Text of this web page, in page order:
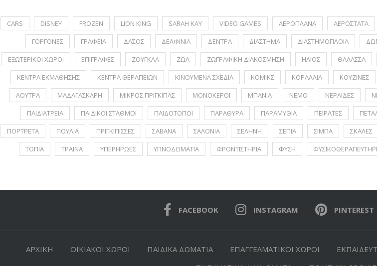
CARS DISNEY FROZEN LION KING SARAH KAY VIDEO GAMES ΑΕΡΟΠΛΑΝΑ ΑΕΡΟΣΤΑΤΑ
ΓΟΡΓΟΝΕΣ
ΓΡΑΦΕΙΑ ΔΑΣΟΣ ΔΕΛΦΙΝΙΑ ΔΕΝΤΡΑ ΔΙΑΣΤΗΜΑ ΔΙΑΣΤΗΜΟΠΛΟΙΑ
ΕΞΩΤΕΡΙΚΟΙ ΧΩΡΟΙ
ΕΠΙΓΡΑΦΕΣ ΖΟΥΓΚΛΑ ΖΩΑ ΖΩΓΡΑΦΙΚΗ ΔΙΑΚΟΣΜΗΣΗ ΗΛΙΟΣ ΘΑΛΑΣΣΑ
ΚΕΝΤΡΑ ΕΚΜΑΘΗΣΗΣ
ΚΕΝΤΡΑ ΘΕΡΑΠΕΙΩΝ ΚΙΝΟΥΜΕΝΑ ΣΧΕΔΙΑ ΚΟΜΙΚΣ ΚΟΡΑΛΛΙΑ ΚΟΥΖΙΝΕΣ
ΛΟΥΤΡΑ
ΜΑΔΑΓΑΣΚΑΡΗ ΜΙΚΡΟΣ ΠΡΙΓΚΙΠΑΣ ΜΟΝΟΚΕΡΟΙ ΜΠΑΝΙΑ ΝΕΜΟ ΝΕΡΑΪΔΕΣ
ΠΑΙΔΙΑΤΡΕΙΑ
ΠΑΙΔΙΚΟΙ ΣΤΑΘΜΟΙ ΠΑΙΔΟΤΟΠΟΙ ΠΑΡΑΘΥΡΑ ΠΑΡΑΜΥΘΙΑ ΠΕΙΡΑΤΕΣ
ΠΟΡΤΡΕΤA
ΠΟΥΛΙΑ ΠΡΙΓΚΙΠΙΣΣΕΣ ΣΑΒΑΝΑ ΣΑΛΟΝΙΑ ΣΕΛΗΝΗ ΣΕΠΙΑ ΣΙΜΠΑ ΣΚΑΛΕΣ
ΤΟΠΙΑ
ΤΡΑΙΝΑ ΥΠΕΡΗΡΩΕΣ ΥΠΝΟΔΩΜΑΤΙΑ ΦΡΟΝΤΙΣΤΗΡΙΑ ΦΥΣΗ
FACEBOOK INSTAGRAM PINTEREST
ΑΡΧΙΚΗ ΟΙΚΙΑΚΟΙ ΧΩΡΟΙ ΠΑΙΔΙΚΑ ΔΩΜΑΤΙΑ ΕΠΑΓΓΕΛΜΑΤΙΚΟΙ ΧΩΡΟΙ